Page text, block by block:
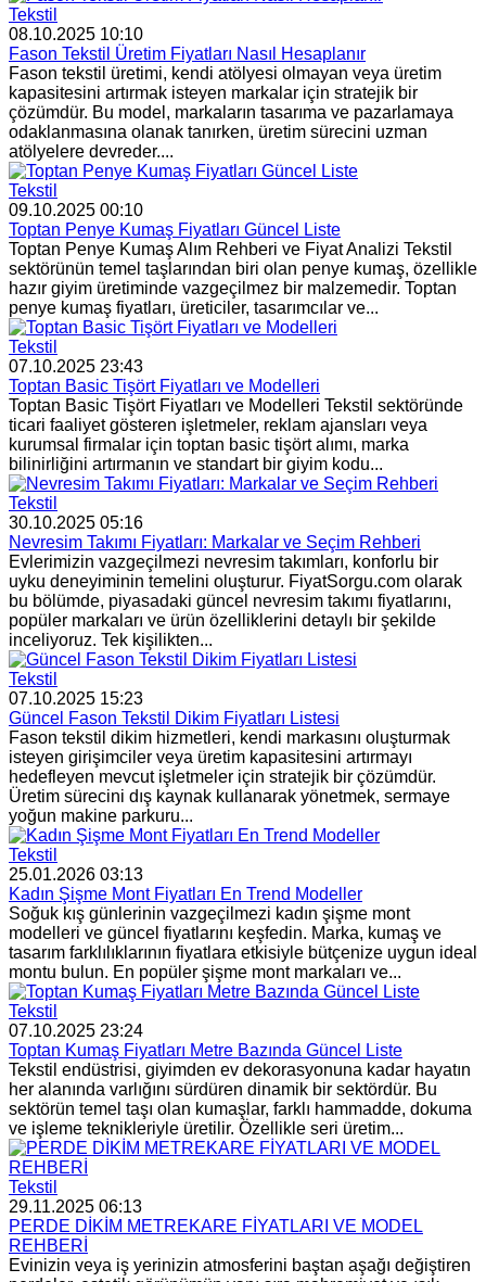
Tekstil
08.10.2025 10:10
Fason Tekstil Üretim Fiyatları Nasıl Hesaplanır
Fason tekstil üretimi, kendi atölyesi olmayan veya üretim
kapasitesini artırmak isteyen markalar için stratejik bir
çözümdür. Bu model, markaların tasarıma ve pazarlamaya
odaklanmasına olanak tanırken, üretim sürecini uzman
atölyelere devreder....
Tekstil
09.10.2025 00:10
Toptan Penye Kumaş Fiyatları Güncel Liste
Toptan Penye Kumaş Alım Rehberi ve Fiyat Analizi Tekstil
sektörünün temel taşlarından biri olan penye kumaş, özellikle
hazır giyim üretiminde vazgeçilmez bir malzemedir. Toptan
penye kumaş fiyatları, üreticiler, tasarımcılar ve...
Tekstil
07.10.2025 23:43
Toptan Basic Tişört Fiyatları ve Modelleri
Toptan Basic Tişört Fiyatları ve Modelleri Tekstil sektöründe
ticari faaliyet gösteren işletmeler, reklam ajansları veya
kurumsal firmalar için toptan basic tişört alımı, marka
bilinirliğini artırmanın ve standart bir giyim kodu...
Tekstil
30.10.2025 05:16
Nevresim Takımı Fiyatları: Markalar ve Seçim Rehberi
Evlerimizin vazgeçilmezi nevresim takımları, konforlu bir
uyku deneyiminin temelini oluşturur. FiyatSorgu.com olarak
bu bölümde, piyasadaki güncel nevresim takımı fiyatlarını,
popüler markaları ve ürün özelliklerini detaylı bir şekilde
inceliyoruz. Tek kişilikten...
Tekstil
07.10.2025 15:23
Güncel Fason Tekstil Dikim Fiyatları Listesi
Fason tekstil dikim hizmetleri, kendi markasını oluşturmak
isteyen girişimciler veya üretim kapasitesini artırmayı
hedefleyen mevcut işletmeler için stratejik bir çözümdür.
Üretim sürecini dış kaynak kullanarak yönetmek, sermaye
yoğun makine parkuru...
Tekstil
25.01.2026 03:13
Kadın Şişme Mont Fiyatları En Trend Modeller
Soğuk kış günlerinin vazgeçilmezi kadın şişme mont
modelleri ve güncel fiyatlarını keşfedin. Marka, kumaş ve
tasarım farklılıklarının fiyatlara etkisiyle bütçenize uygun ideal
montu bulun. En popüler şişme mont markaları ve...
Tekstil
07.10.2025 23:24
Toptan Kumaş Fiyatları Metre Bazında Güncel Liste
Tekstil endüstrisi, giyimden ev dekorasyonuna kadar hayatın
her alanında varlığını sürdüren dinamik bir sektördür. Bu
sektörün temel taşı olan kumaşlar, farklı hammadde, dokuma
ve işleme teknikleriyle üretilir. Özellikle seri üretim...
Tekstil
29.11.2025 06:13
PERDE DİKİM METREKARE FİYATLARI VE MODEL
REHBERİ
Evinizin veya iş yerinizin atmosferini baştan aşağı değiştiren